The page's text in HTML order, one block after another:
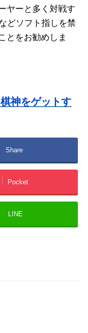
ヤーと多く対戦す
どソフト指しを禁
とをお勧めしま
神をゲットす
Share
Pocket
LINE